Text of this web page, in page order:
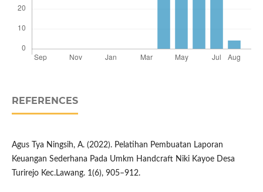
REFERENCES
Agus Tya Ningsih, A. (2022). Pelatihan Pembuatan Laporan
Keuangan Sederhana Pada Umkm Handcraft Niki Kayoe Desa
Turirejo Kec.Lawang. 1(6), 905–912.